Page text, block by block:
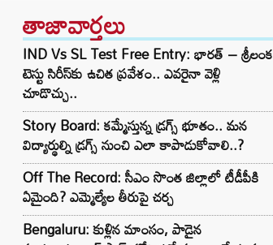
తాజావార్తలు
IND Vs SL Test Free Entry: భారత్ – శ్రీలంక
టెస్టు సిరీస్‌కు ఉచిత ప్రవేశం.. ఎవరైనా వెళ్లి
చూడొచ్చు..
Story Board: కమ్మేస్తున్న డ్రగ్స్ భూతం.. మన
విద్యార్థుల్ని డ్రగ్స్ నుంచి ఎలా కాపాడుకోవాలి..?
Off The Record: సీఎం సొంత జిల్లాలో టీడీపీకి
ఏమైంది? ఎమ్మెల్యేల తీరుపై చర్చ
Bengaluru: కుళ్లిన మాంసం, పాడైన